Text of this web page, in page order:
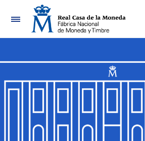
Navegació
Mostra/Amaga
Mostra/Amaga